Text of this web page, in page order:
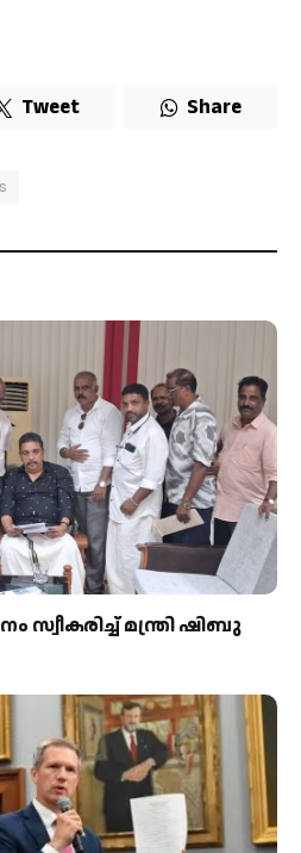
Tweet Share
സ്വീകരിച്ച് മന്ത്രി ഷിബു